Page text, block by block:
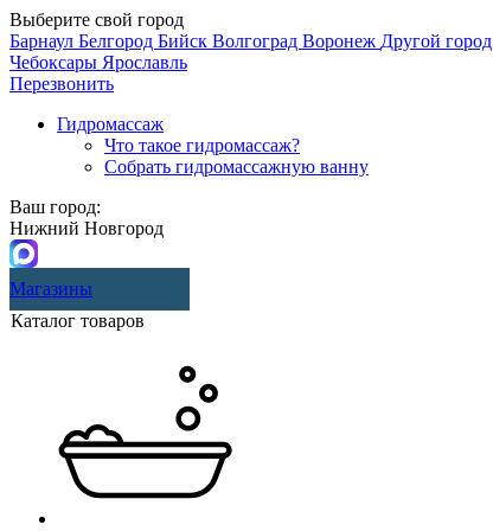
Выберите свой город
Барнаул Белгород Бийск Волгоград Воронеж Другой город
Чебоксары Ярославль
Перезвонить
Гидромассаж
Что такое гидромассаж?
Собрать гидромассажную ванну
Ваш город:
Нижний Новгород
Магазины
Каталог товаров